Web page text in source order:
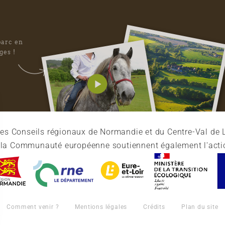
en
!
Conseils régionaux de Normandie et du Centre-Val de
Communauté européenne soutiennent également
Comment venir ? Mentions légales Crédits Plan du site